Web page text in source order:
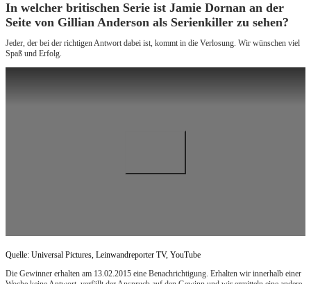
In welcher britischen Serie ist Jamie Dornan an der
Seite von Gillian Anderson als Serienkiller zu sehen?
Jeder, der bei der richtigen Antwort dabei ist, kommt in die Verlosung. Wir wünschen viel
Spaß und Erfolg.
Quelle: Universal Pictures, Leinwandreporter TV, YouTube
Die Gewinner erhalten am 13.02.2015 eine Benachrichtigung. Erhalten wir innerhalb einer